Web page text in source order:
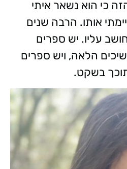
כי הוא נשאר איתי
אותו. הרבה שנים
עליו. יש ספרים
הלאה, ויש ספרים
בשקט.